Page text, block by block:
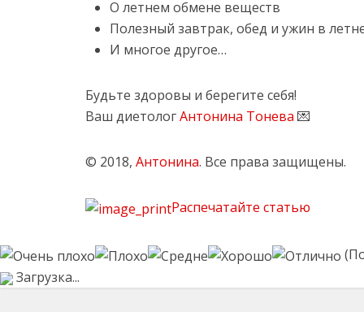
О летнем обмене веществ
Полезный завтрак, обед и ужин в
И многое другое…
Будьте здоровы и берегите себя!
Ваш диетологАнтонина Тонева 💌
© 2018, Антонина. Все права защищены.
Распечатайте статью
Загрузка...